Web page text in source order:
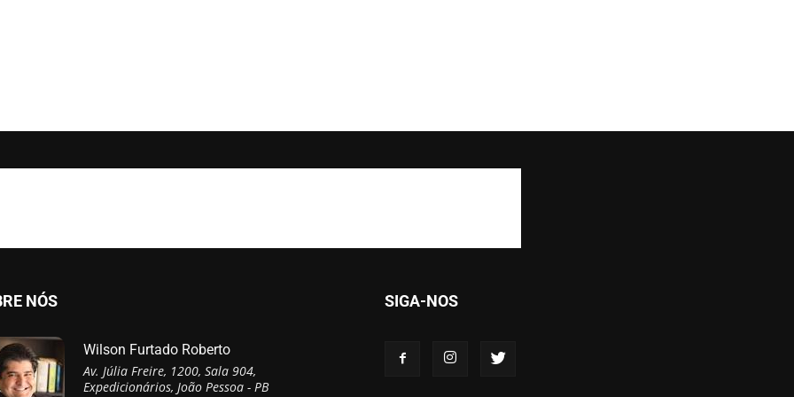
NÓS
Wilson Furtado Roberto
Av. Júlia Freire, 1200, Sala 904,
Expedicionários, João Pessoa - PB
SIGA-NOS